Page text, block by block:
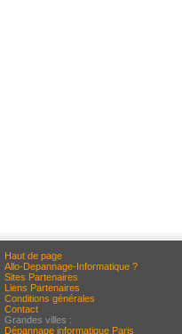
Haut de page
Allo-Depannage-Informatique ?
Sites Partenaires
Liens Partenaires
Conditions générales
Contact
Grandes villes :
Dépannage informatique Paris